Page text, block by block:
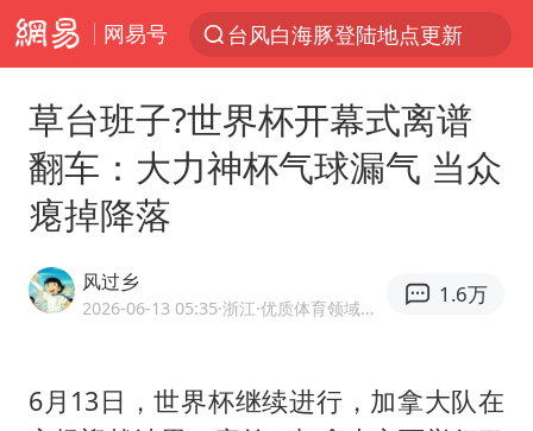
网易号
台风白海豚登陆地点更新
以“新”破局 首发经济点亮城市消费活力
佛得角门将亮相智利俱乐部主场
中方回应是否在太平洋海底开采稀土
宇树科技发行价格150.80元/股
CIA被曝已秘密设立古巴工作组
草台班子?世界杯开幕式离谱
翻车：大力神杯气球漏气 当众
瘪掉降落
风过乡
2026-06-13 05:35·浙江 ·优质体育领域创作者
1.6万
6月13日，世界杯继续进行，加拿大队在